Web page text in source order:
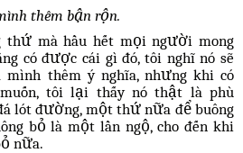
thêm bận rộn.
thứ mà hầu hết mọi người mong
có được cái gì đó, tôi nghĩ nó sẽ
mình thêm ý nghĩa, nhưng khi có
tôi lại thấy nó thật là phù
lót đường, một thứ nữa để buông
bỏ là một lần ngộ, cho đến khi
nữa.